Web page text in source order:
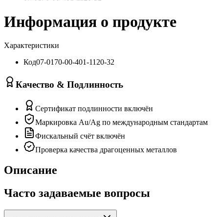
Информация о продукте
Характеристики
Код07-0170-00-401-1120-32
Качество & Подлинность
Сертификат подлинности включён
Маркировка Au/Ag по международным стандартам
Фискальный счёт включён
Проверка качества драгоценных металлов
Описание
Часто задаваемые вопросы